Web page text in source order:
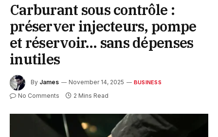
Carburant sous contrôle :
préserver injecteurs, pompe
et réservoir… sans dépenses
inutiles
By James November 14, 2025 BUSINESS
No Comments 2 Mins Read